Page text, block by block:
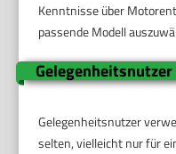
Kenntnisse über
passende Modell
Gelegenheitsnutzer
Gelegenheitsnutzer
selten, vielleicht nur für